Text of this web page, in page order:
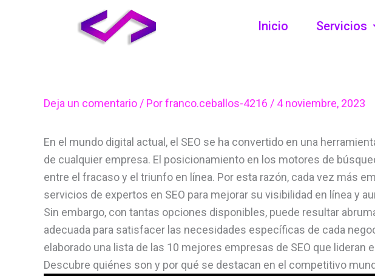
Inicio Servicios
Deja un comentario / Porfranco.ceballos-4216 / 4 noviembre, 2023
En el mundo digital actual, el SEO se ha convertido en una
de cualquier empresa. El posicionamiento en los motores de
entre el fracaso y el triunfo en línea. Por esta razón, cada vez más
servicios de expertos en SEO para mejorar su visibilidad en línea y
Sin embargo, con tantas opciones disponibles, puede resultar
adecuada para satisfacer las necesidades específicas de cada
elaborado una lista de las 10 mejores empresas de SEO que lideran
Descubre quiénes son y por qué se destacan en el competitivo